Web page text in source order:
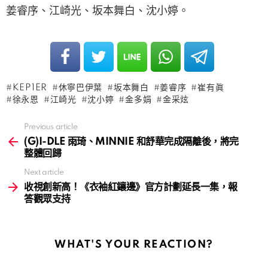
姜睿序、江崎光、坂本舞白、沈小婷。
KEP1ER 休寧巴伊葉 坂本舞白 姜睿序
崔有眞
徐永恩
江崎光 沈小婷 金多娟 金采炫
more
Previous article
(G)I-DLE 雨琦、MINNIE 和舒華完成隔離後，將完
整體回歸
Next article
收視創新高！《衣袖紅鑲邊》官方計劃延長一集，報
答觀眾支持
WHAT'S YOUR REACTION?